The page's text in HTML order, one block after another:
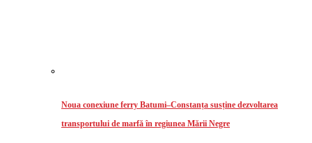
Noua conexiune ferry Batumi–Constanța susține dezvoltarea
transportului de marfă în regiunea Mării Negre